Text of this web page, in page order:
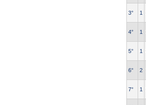
3° 1
4° 1
5° 1
6° 2
7° 1